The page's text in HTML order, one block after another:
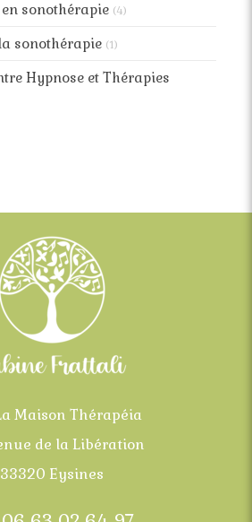
sonothérapie (4)
sonothérapie (1)
Hypnose et Thérapies
Maison Thérapéia
de la Libération
33320 Eysines